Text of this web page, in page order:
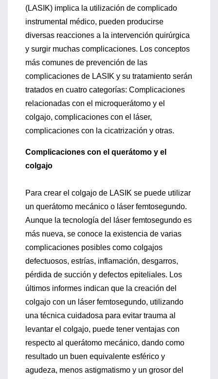
(LASIK) implica la utilización de complicado
instrumental médico, pueden producirse
diversas reacciones a la intervención quirúrgica
y surgir muchas complicaciones. Los conceptos
más comunes de prevención de las
complicaciones de LASIK y su tratamiento serán
tratados en cuatro categorías: Complicaciones
relacionadas con el microquerátomo y el
colgajo, complicaciones con el láser,
complicaciones con la cicatrización y otras.
Complicaciones con el querátomo y el
colgajo
Para crear el colgajo de LASIK se puede utilizar
un querátomo mecánico o láser femtosegundo.
Aunque la tecnología del láser femtosegundo es
más nueva, se conoce la existencia de varias
complicaciones posibles como colgajos
defectuosos, estrías, inflamación, desgarros,
pérdida de succión y defectos epiteliales. Los
últimos informes indican que la creación del
colgajo con un láser femtosegundo, utilizando
una técnica cuidadosa para evitar trauma al
levantar el colgajo, puede tener ventajas con
respecto al querátomo mecánico, dando como
resultado un buen equivalente esférico y
agudeza, menos astigmatismo y un grosor del